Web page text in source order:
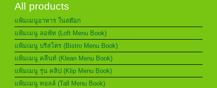
All products
แฟ้มเมนูอาหาร ในสต๊อก
แฟ้มเมนู ลอฟ์ท (Loft Menu Book)
แฟ้มเมนู บริสโตร (Bistro Menu Book)
แฟ้มเมนู คลีนท์ (Klean Menu Book)
แฟ้มเมนู รุ่น คลิป (Klip Menu Book)
แฟ้มเมนู ทอลล์ (Tall Menu Book)